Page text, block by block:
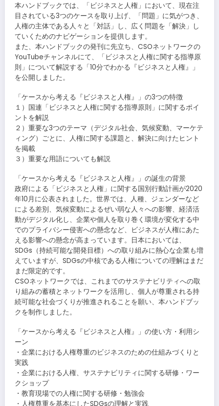
本ハンドブックでは、「ビジネスと人権」において、現在注
目されている3つのケースを取り上げ、「問題」に気がつき、
人権の主体である人々と「対話」し、広く問題を「解決」し
ていくためのナビゲーションを提供します。
また、本ハンドブックの発刊に先立ち、CSOネットワークの
YouTubeチャンネルにて、「ビジネスと人権に関する指導原
則」について解説する「10分でわかる『ビジネスと人権』」
を公開しました。
「ケースから考える『ビジネスと人権』」の3つの特徴
１）国連「ビジネスと人権に関する指導原則」に関するポイ
ントを解説
２）重要な3つのテーマ（デジタル社会、気候変動、マーケテ
ィング）ごとに、人権に関する課題と、解決に向けたヒント
を掲載
３）重要な用語についても解説
「ケースから考える『ビジネスと人権』」の誕生の背景
政府による「ビジネスと人権」に関する国別行動計画が2020
年10月に公表されました。世界では、人種、ジェンダーなど
による差別、気候変動によるぜい弱な人々への影響、経済活
動がデジタル化し、企業や個人を取り巻く環境が変化する中
でのプライバシー侵害への懸念など、ビジネスが人権にあた
える影響への懸念が高まっています。日本においては、
SDGs（持続可能な開発目標）への取り組みに熱心な企業も増
えていますが、SDGsの中核である人権についての理解はまだ
まだ限定的です。
CSOネットワークでは、これまでのサステナビリティへの取
り組みの蓄積とネットワークを活用し、個人が尊重される持
続可能な社会づくりが推進されることを願い、本ハンドブッ
クを制作しました。
「ケースから考える『ビジネスと人権』」の使い方・利用シ
ーン
・企業における人権尊重のビジネスのための仕組みづくりと
実践
・企業における人権、サステナビリティに関する研修・ワー
クショップ
・教育現場での人権に関する研修・勉強会
・人権尊重を基本にしたSDGsの理解と実践